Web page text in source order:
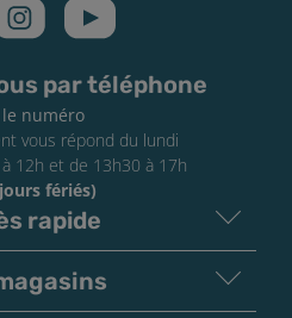
qualité. Enfin, veillez à
état et à amorcer les
de les installer.
par téléphone
numéro
vous répond du lundi
12h et de 13h30 à 17h
fériés)
rapide